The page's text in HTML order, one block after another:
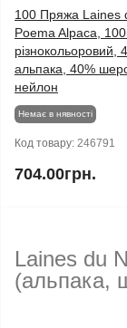
100 Пряжа Laines
Poema Alpaca,
різнокольоровий,
альпака, 40%
нейлон
Немає в нявності
Код товару: 246791
704.00грн.
Laines du
(альпака,